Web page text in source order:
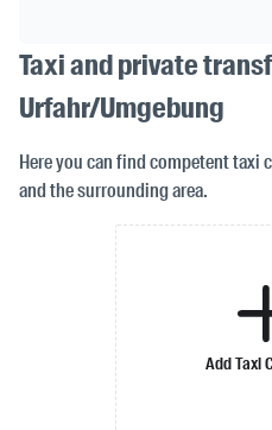
Taxi and private
Urfahr/Umgebung
Here you can find competent taxi
and the surrounding area.
Add Taxi